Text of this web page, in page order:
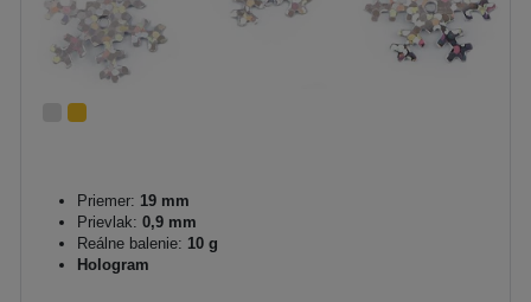
Priemer: 19 mm
Prievlak: 0,9 mm
Reálne balenie: 10 g
Hologram